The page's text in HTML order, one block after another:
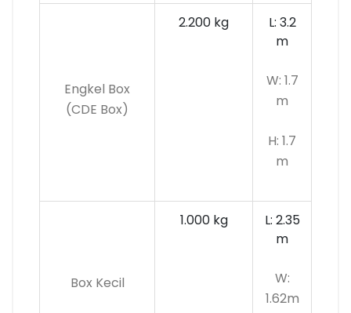
Engkel Box
(CDE Box)
2.200 kg
L: 3.2
m
W: 1.7
m
H: 1.7
m
Box Kecil
1.000 kg
L: 2.35
m
W:
1.62m